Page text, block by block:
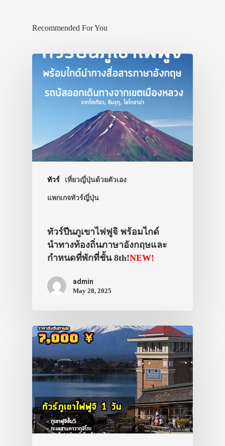
Recommended For You
ทัวร์ เที่ยวญี่ปุ่นด้วยตัวเอง
แพกเกจทัวร์ญี่ปุ่น
ทัวร์ปีนภูเขาไฟฟูจิ พร้อมไกด์
นำทางท้องถิ่นภาษาอังกฤษและ
กำหนดที่พักที่ชั้น 8th!NEW!
admin
May 28, 2025
เที่ยวญี่ปุ่นด้ว
เอง
ทัวร์
ที่พัก
สาระน่ารู้
VIDEO
ภาพประทับใจ